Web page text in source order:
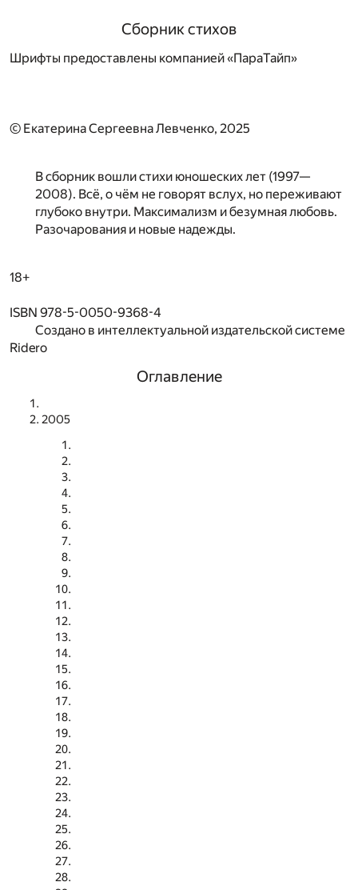
Сборник стихов
Шрифты предоставлены компанией «ПараТайп»
© Екатерина Сергеевна Левченко, 2025
В сборник вошли стихи юношеских лет (1997—
2008). Всё, о чём не говорят вслух, но переживают
глубоко внутри. Максимализм и безумная любовь.
Разочарования и новые надежды.
18+
ISBN 978-5-0050-9368-4
Создано в интеллектуальной издательской системе
Ridero
Оглавление
2005